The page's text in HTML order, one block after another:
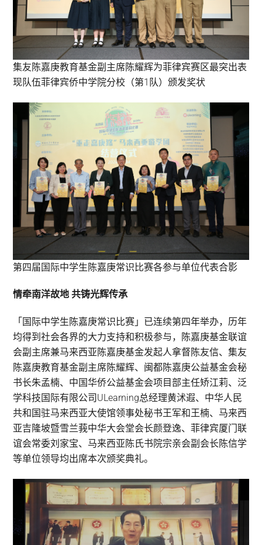
集友陈嘉庚教育基金副主席陈耀辉为菲律宾赛区最突出表
现队伍菲律宾侨中学院分校（第1队）颁发奖状
第四届国际中学生陈嘉庚常识比赛各参与单位代表合影
情牵南洋故地 共铸光辉传承
「国际中学生陈嘉庚常识比赛」已连续第四年举办，历年
均得到社会各界的大力支持和积极参与，陈嘉庚基金联谊
会副主席兼马来西亚陈嘉庚基金发起人拿督陈友信、集友
陈嘉庚教育基金副主席陈耀辉、闽都陈嘉庚公益基金会秘
书长朱孟楠、中国华侨公益基金会项目部主任矫江莉、泛
学科技国际有限公司ULearning总经理黄沭遐、中华人民
共和国驻马来西亚大使馆领事处秘书王军和王楠、马来西
亚吉隆坡暨雪兰莪中华大会堂会长颜登逸、菲律宾厦门联
谊会常委刘家宝、马来西亚陈氏书院宗亲会副会长陈信学
等单位领导均出席本次颁奖典礼。